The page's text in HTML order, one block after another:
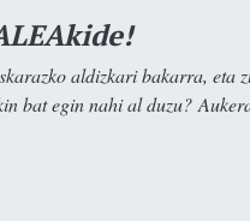
aldizkari bakarra, eta
bat egin nahi al duzu?